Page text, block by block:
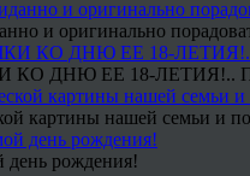
и оригинально
ДНЮ ЕЕ 18-
картины нашей семьи и
день рождения!